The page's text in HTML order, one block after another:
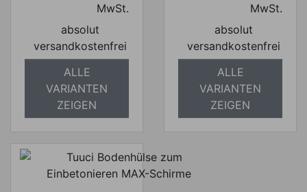
MwSt.
absolut
versandkostenfrei
ALLE
VARIANTEN
ZEIGEN
MwSt.
absolut
versandkostenfrei
ALLE
VARIANTEN
ZEIGEN